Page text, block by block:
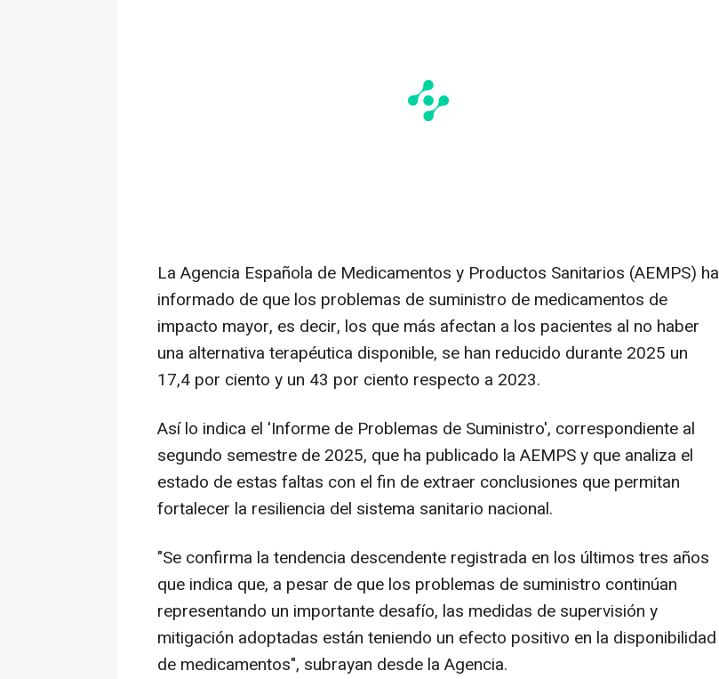
La Agencia Española de Medicamentos y Productos Sanitarios (AEMPS) ha
informado de que los problemas de suministro de medicamentos de
impacto mayor, es decir, los que más afectan a los pacientes al no haber
una alternativa terapéutica disponible, se han reducido durante 2025 un
17,4 por ciento y un 43 por ciento respecto a 2023.
Así lo indica el 'Informe de Problemas de Suministro', correspondiente al
segundo semestre de 2025, que ha publicado la AEMPS y que analiza el
estado de estas faltas con el fin de extraer conclusiones que permitan
fortalecer la resiliencia del sistema sanitario nacional.
"Se confirma la tendencia descendente registrada en los últimos tres años
que indica que, a pesar de que los problemas de suministro continúan
representando un importante desafío, las medidas de supervisión y
mitigación adoptadas están teniendo un efecto positivo en la disponibilidad
de medicamentos", subrayan desde la Agencia.